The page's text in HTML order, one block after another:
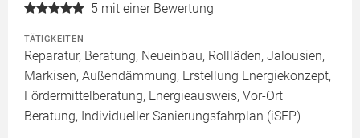
5 mit einer Bewertung
TÄTIGKEITEN
Reparatur, Beratung, Neueinbau, Rollläden, Jalousien,
Markisen, Außendämmung, Erstellung Energiekonzept,
Fördermittelberatung, Energieausweis, Vor-Ort
Beratung, Individueller Sanierungsfahrplan (iSFP)